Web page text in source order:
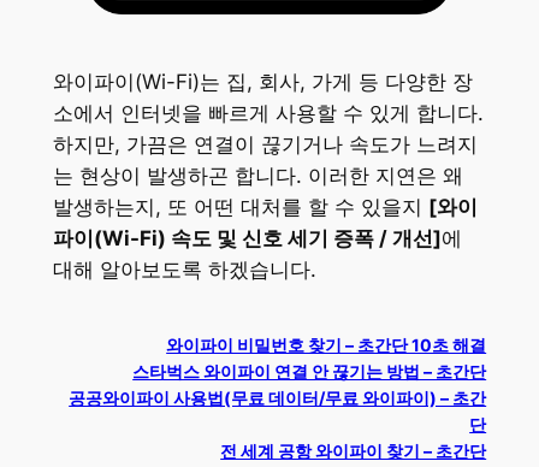
와이파이(Wi-Fi)는 집, 회사, 가게 등 다양한 장
소에서 인터넷을 빠르게 사용할 수 있게 합니다.
하지만, 가끔은 연결이 끊기거나 속도가 느려지
는 현상이 발생하곤 합니다. 이러한 지연은 왜
발생하는지, 또 어떤 대처를 할 수 있을지 [와이
파이(Wi-Fi) 속도 및 신호 세기 증폭 / 개선]에
대해 알아보도록 하겠습니다.
와이파이 비밀번호 찾기 – 초간단 10초 해결
스타벅스 와이파이 연결 안 끊기는 방법 – 초간단
공공와이파이 사용법(무료 데이터/무료 와이파이) – 초간
단
전 세계 공항 와이파이 찾기 – 초간단